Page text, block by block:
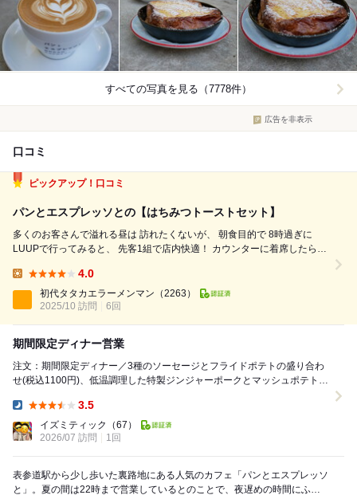
すべての写真を見る（7778件）
広告を非表示
口コミ
ピックアップ！口コミ
パンとエスプレッソとの【はちみつトーストセット】
多くのお客さんで溢れる昼は 訪れたくないが、 朝食目的で 8時過ぎに
LUUPで行ってみると、 先客1組で店内快適！ カウンターに着席したら、
4.0
初代タタカエラーメンマン （2263）
2025/10 訪問
6回
期間限定ディナー営業
注文：期間限定ディナー／3種のソーセージとフライドポテトの盛り合わ
せ(税込1100円)、低温調理した特製ジンジャーポークとマッシュポテト
3.5
イズミティック
（67）
2026/07 訪問
1回
表参道駅から少し歩いた裏路地にある人気のカフェ「パンとエスプレッソ
と」。夏の間は22時まで営業しているとのことで、夜遅めの時間にふら